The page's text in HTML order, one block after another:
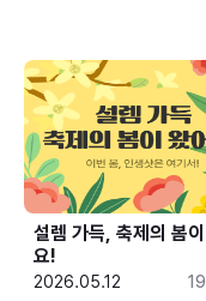
설렘 가득, 축제의 봄이
요!
2026.05.12